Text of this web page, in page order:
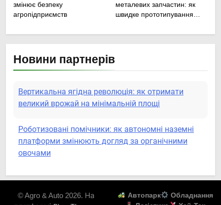
змінює безпеку
агропідприємств
металевих запчастин: як
швидке прототипування
Новини партнерів
Вертикальна ягідна революція: як отримати
великий врожай на мінімальній площі
Роботизовані помічники: як автономні наземні
платформи змінюють догляд за органічними
овочами
Пермакультурні стратегії управління водними
ресурсами: як зробити мале господарство
стійким до посухи
© Agro & Auto 2026. На
Автопарк
Обладнання